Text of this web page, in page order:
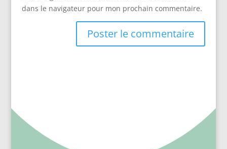
dans le navigateur pour mon prochain commentaire.